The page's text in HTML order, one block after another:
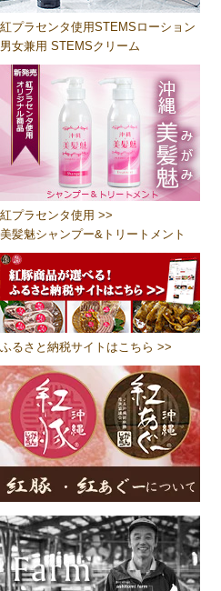
紅プラセンタ使用STEMSローション
男女兼用 STEMSクリーム
紅プラセンタ使用 >>
美髪魅シャンプー&トリートメント
ふるさと納税サイトはこちら >>